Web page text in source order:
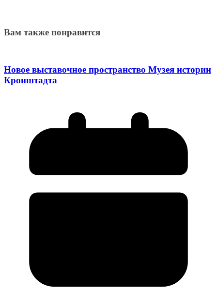
Вам также понравится
Новое выставочное пространство Музея истории
Кронштадта